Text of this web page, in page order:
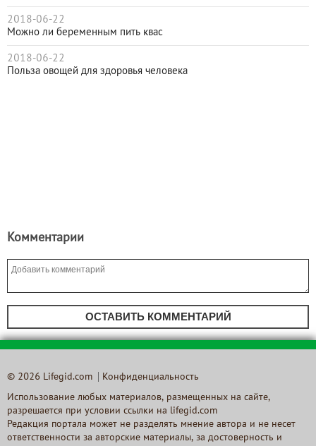
2018-06-22
Можно ли беременным пить квас
2018-06-22
Польза овощей для здоровья человека
Комментарии
ОСТАВИТЬ КОММЕНТАРИЙ
© 2026 Lifegid.com Конфиденциальность
Использование любых материалов, размещенных на сайте,
разрешается при условии ссылки на lifegid.com
Редакция портала может не разделять мнение автора и не несет
ответственности за авторские материалы, за достоверность и